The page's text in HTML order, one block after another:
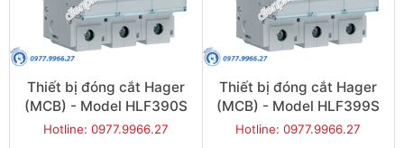
Thiết bị đóng cắt Hager
(MCB) - Model HLF390S
Hotline: 0977.9966.27
Thiết bị đóng cắt Hager
(MCB) - Model HLF399S
Hotline: 0977.9966.27